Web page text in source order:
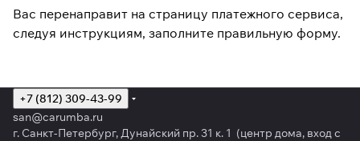
Вас перенаправит на страницу платежного сервиса,
следуя инструкциям, заполните правильную форму.
+7 (812) 309-43-99
san@carumba.ru
г. Санкт-Петербург, Дунайский пр. 31 к. 1 (центр дома, вход с